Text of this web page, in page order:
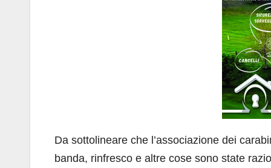
Da sottolineare che l’associazione dei
banda, rinfresco e altre cose sono state